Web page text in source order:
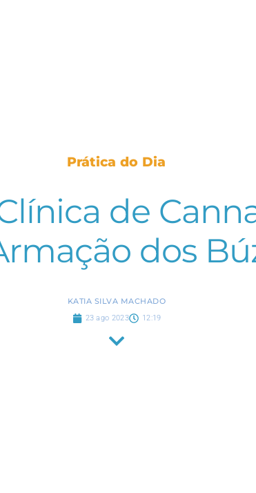
Prática do Dia
de
dos
KATIA SILVA MACHADO
23 ago 2023 12:19